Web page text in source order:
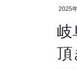
2025
岐
頂